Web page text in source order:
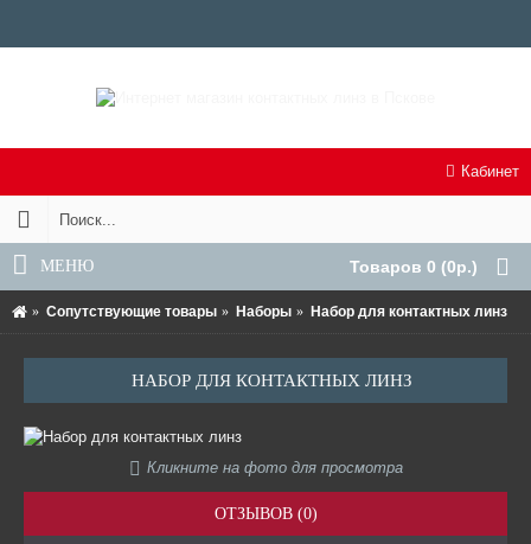
Товаров 0 (0р.)
Кабинет
МЕНЮ
Сопутствующие товары Наборы Набор для контактных линз
НАБОР ДЛЯ КОНТАКТНЫХ ЛИНЗ
Кликните на фото для просмотра
ОТЗЫВОВ (0)